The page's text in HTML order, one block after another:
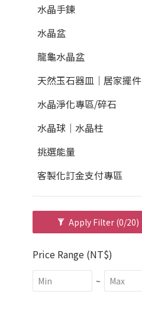
水晶手鍊
水晶盆
龍龜水晶盆
天然玉石器皿｜居家擺件
水晶淨化專區/碎石
水晶球｜水晶柱
挑選能量
客製化訂金支付專區
Apply Filter (0/20)
Price Range (NT$)
~